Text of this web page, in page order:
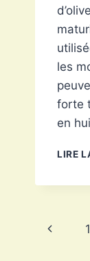
les
forte
en
LIRE
Page
1